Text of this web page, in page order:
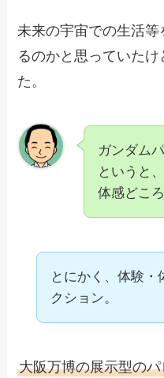
未来の宇宙での生活
るのかと思っていた
た。
ガンダム
というと
体感どこ
とにかく、体験・
クション。
大阪万博の展示型の